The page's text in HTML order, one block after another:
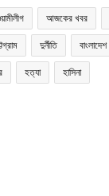
আজকের খবর
দুর্নীতি বাংলাদেশ
হত্যা হাসিনা